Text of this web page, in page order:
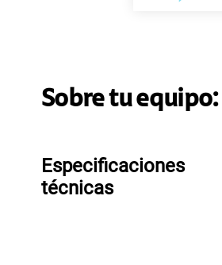
Sobre tu equipo:
Especificaciones
técnicas